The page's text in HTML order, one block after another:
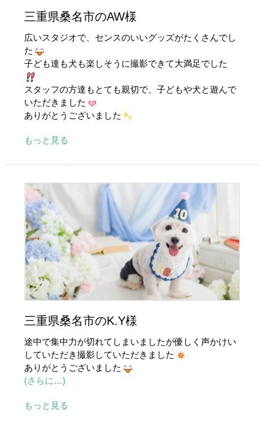
三重県桑名市のAW様
広いスタジオで、センスのいいグッズがたくさんでし
た
子ども達も犬も楽しそうに撮影できて大満足でした
スタッフの方達もとても親切で、子どもや犬と遊んで
いただきました
ありがとうございました
もっと見る
三重県桑名市のK.Y様
途中で集中力が切れてしまいましたが優しく声かけい
していただき撮影していただきました
ありがとうございました
(さらに…)
もっと見る